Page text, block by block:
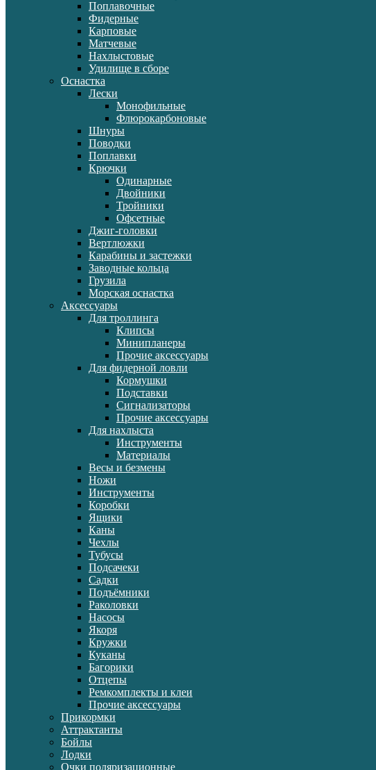
Поплавочные
Фидерные
Карповые
Матчевые
Нахлыстовые
Удилище в сборе
Оснастка
Лески
Монофильные
Флюрокарбоновые
Шнуры
Поводки
Поплавки
Крючки
Одинарные
Двойники
Тройники
Офсетные
Джиг-головки
Вертлюжки
Карабины и застежки
Заводные кольца
Грузила
Морская оснастка
Аксессуары
Для троллинга
Клипсы
Минипланеры
Прочие аксессуары
Для фидерной ловли
Кормушки
Подставки
Сигнализаторы
Прочие аксессуары
Для нахлыста
Инструменты
Материалы
Весы и безмены
Ножи
Инструменты
Коробки
Ящики
Каны
Чехлы
Тубусы
Подсачеки
Садки
Подъёмники
Раколовки
Насосы
Якоря
Кружки
Куканы
Багорики
Отцепы
Ремкомплекты и клеи
Прочие аксессуары
Прикормки
Аттрактанты
Бойлы
Лодки
Очки поляризационные